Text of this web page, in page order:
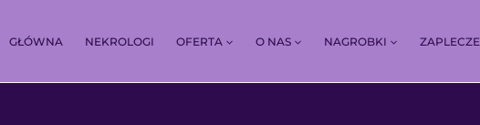
GŁÓWNA NEKROLOGI OFERTA O NAS NAGROBKI ZAPLECZE